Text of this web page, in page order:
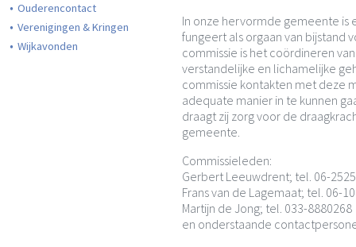
Ouderencontact
Verenigingen & Kringen
Wijkavonden
In onze hervormde gemeente is
fungeert als orgaan van bijstand
commissie is het coördineren
verstandelijke en lichamelijke
commissie kontakten met deze
adequate manier in te kunnen
draagt zij zorg voor de
gemeente.
Commissieleden:
Gerbert Leeuwdrent; tel. 06-
Frans van de Lagemaat; tel. 06-
Martijn de Jong; tel. 033-8880268
en onderstaande